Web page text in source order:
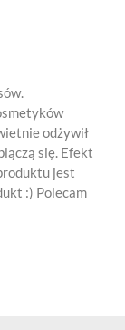
odżywił
się. Efekt
jest
:) Polecam